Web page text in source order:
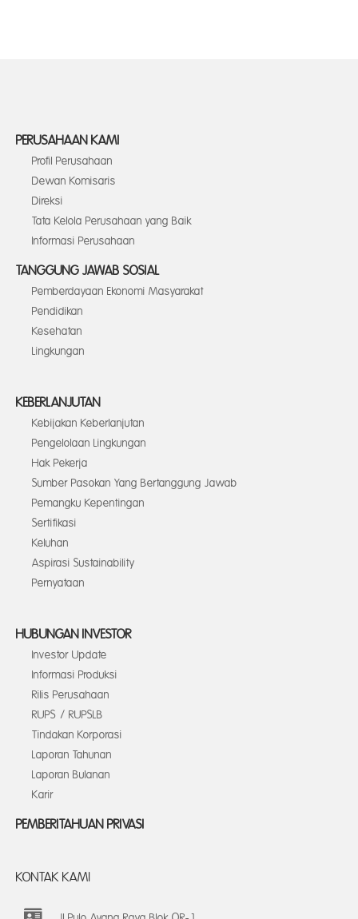
PERUSAHAAN KAMI
Profil Perusahaan
Dewan Komisaris
Direksi
Tata Kelola Perusahaan yang Baik
Informasi Perusahaan
TANGGUNG JAWAB SOSIAL
Pemberdayaan Ekonomi Masyarakat
Pendidikan
Kesehatan
Lingkungan
KEBERLANJUTAN
Kebijakan Keberlanjutan
Pengelolaan Lingkungan
Hak Pekerja
Sumber Pasokan Yang Bertanggung Jawab
Pemangku Kepentingan
Sertifikasi
Keluhan
Aspirasi Sustainability
Pernyataan
HUBUNGAN INVESTOR
Investor Update
Informasi Produksi
Rilis Perusahaan
RUPS / RUPSLB
Tindakan Korporasi
Laporan Tahunan
Laporan Bulanan
Karir
PEMBERITAHUAN PRIVASI
KONTAK KAMI